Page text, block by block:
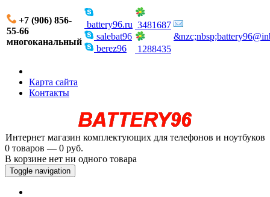
+7 (906) 856-
55-66
многоканальный
battery96.ru
salebat96
berez96
3481687
1288435
Карта сайта
Контакты
Интернет магазин комплектующих для телефонов и ноутбуков
0 товаров — 0 руб.
В корзине нет ни одного товара
Toggle navigation